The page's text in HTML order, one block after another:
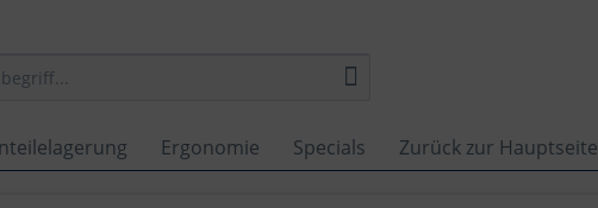
Ergonomie Specials Zurück zur Hauptseite